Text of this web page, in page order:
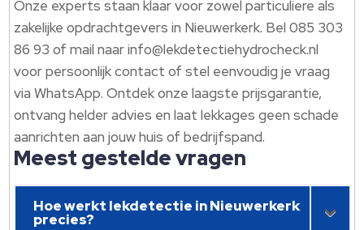
Onze experts staan klaar voor zowel particuliere als
zakelijke opdrachtgevers in Nieuwerkerk.​ Bel 085 303
86 93 of mail naar info@lekdetectiehydrocheck.​nl
voor persoonlijk contact of stel eenvoudig je vraag
via WhatsApp.​ Ontdek onze laagste prijsgarantie,
ontvang helder advies en laat lekkages geen schade
aanrichten aan jouw huis of bedrijfspand.​
Meest gestelde vragen
Hoe werkt lekdetectie in Nieuwerkerk
precies?